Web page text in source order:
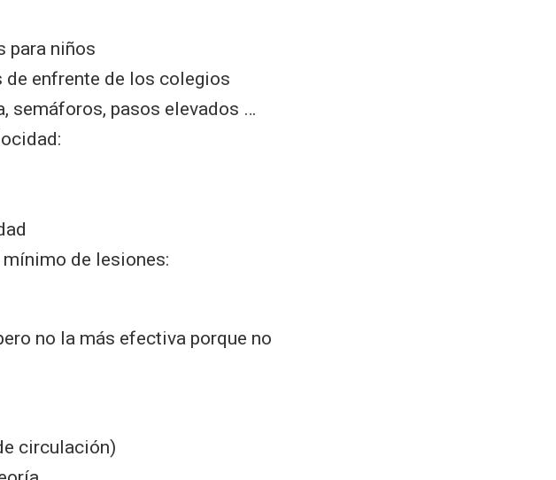
para niños
de enfrente de los colegios
semáforos, pasos elevados …
de lesiones:
no la más efectiva porque no
circulación)